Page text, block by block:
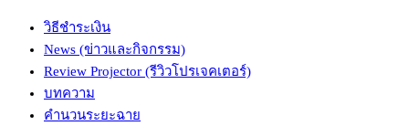
วิธีชำระเงิน
News (ข่าวและกิจกรรม)
Review Projector (รีวิวโปรเจคเตอร์)
บทความ
คำนวนระยะฉาย